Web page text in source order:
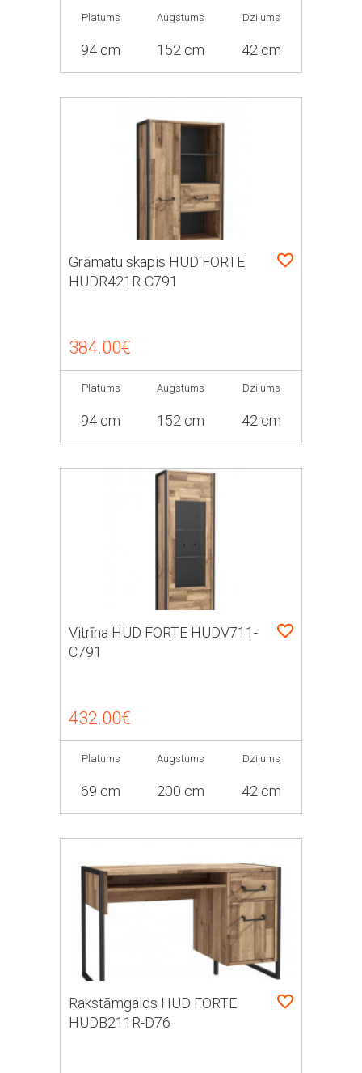
Platums
94 cm
Augstums
152 cm
Dziļums
42 cm
Grāmatu skapis HUD FORTE
HUDR421R-C791
384.00€
Platums
94 cm
Augstums
152 cm
Dziļums
42 cm
Vitrīna HUD FORTE HUDV711-
C791
432.00€
Platums
69 cm
Augstums
200 cm
Dziļums
42 cm
Rakstāmgalds HUD FORTE
HUDB211R-D76